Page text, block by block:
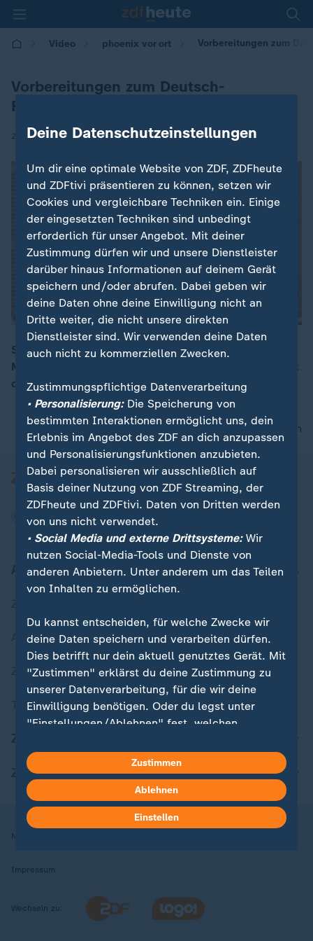
Video phoenix vor ort Vorbereitungen zum
Vorbereitungen zum Deutsch-
Französischen Ministerrat
28.08.2025 | 19:29
Statements von Frankreichs Präsident Emmanuel
Macron und Bundeskanzler Friedrich Merz zum Auftakt
des Deutsch-Französischen Ministerrats
nach oben
Aktuell bei ZDFheute
Aktuelle Sendungs-Videos
ZDFheute Stories
Themen im Überblick
ZDFheute Apps
Nutzungsbedingungen
Impressum
Wechseln zu:
Deine Datenschutzeinstellungen
Um dir eine optimale Website von ZDF, ZDFheute
und ZDFtivi präsentieren zu können, setzen wir
Cookies und vergleichbare Techniken ein. Einige
der eingesetzten Techniken sind unbedingt
erforderlich für unser Angebot. Mit deiner
Zustimmung dürfen wir und unsere Dienstleister
darüber hinaus Informationen auf deinem Gerät
speichern und/oder abrufen. Dabei geben wir
deine Daten ohne deine Einwilligung nicht an
Dritte weiter, die nicht unsere direkten
Dienstleister sind. Wir verwenden deine Daten
auch nicht zu kommerziellen Zwecken.
Zustimmungspflichtige Datenverarbeitung
• Personalisierung:Die Speicherung von
bestimmten Interaktionen ermöglicht uns, dein
Erlebnis im Angebot des ZDF an dich anzupassen
und Personalisierungsfunktionen anzubieten.
Dabei personalisieren wir ausschließlich auf
Basis deiner Nutzung von ZDF Streaming, der
ZDFheute und ZDFtivi. Daten von Dritten werden
von uns nicht verwendet.
• Social Media und externe Drittsysteme:Wir
nutzen Social-Media-Tools und Dienste von
anderen Anbietern. Unter anderem um das Teilen
von Inhalten zu ermöglichen.
Du kannst entscheiden, für welche Zwecke wir
deine Daten speichern und verarbeiten dürfen.
Dies betrifft nur dein aktuell genutztes Gerät. Mit
"Zustimmen" erklärst du deine Zustimmung zu
unserer Datenverarbeitung, für die wir deine
Einwilligung benötigen. Oder du legst unter
"Einstellungen/Ablehnen" fest, welchen
welchen nicht. Deine Datenschutzeinstellungen
kannst du jederzeit mit Wirkung für die Zukunft
in deinen Einstellungen widerrufen oder ändern.
Hier findest du das Impressum.
Zustimmen
Ablehnen
Einstellen